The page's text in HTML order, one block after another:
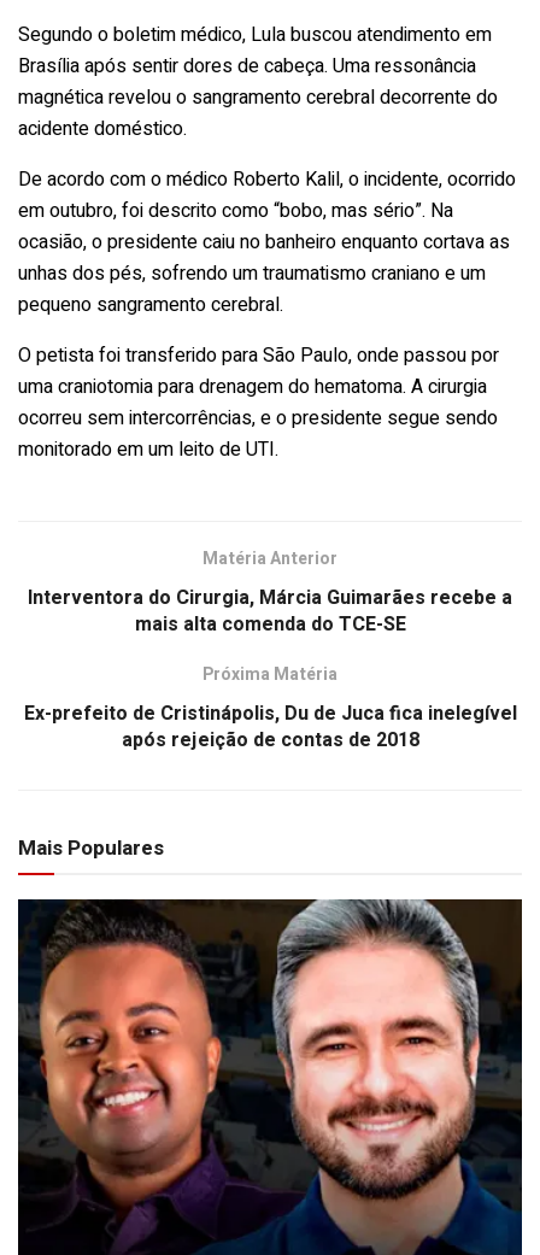
Segundo o boletim médico, Lula buscou atendimento em
Brasília após sentir dores de cabeça. Uma ressonância
magnética revelou o sangramento cerebral decorrente do
acidente doméstico.
De acordo com o médico Roberto Kalil, o incidente, ocorrido
em outubro, foi descrito como “bobo, mas sério”. Na
ocasião, o presidente caiu no banheiro enquanto cortava as
unhas dos pés, sofrendo um traumatismo craniano e um
pequeno sangramento cerebral.
O petista foi transferido para São Paulo, onde passou por
uma craniotomia para drenagem do hematoma. A cirurgia
ocorreu sem intercorrências, e o presidente segue sendo
monitorado em um leito de UTI.
Matéria Anterior
Interventora do Cirurgia, Márcia Guimarães recebe a
mais alta comenda do TCE-SE
Próxima Matéria
Ex-prefeito de Cristinápolis, Du de Juca fica inelegível
após rejeição de contas de 2018
Mais Populares